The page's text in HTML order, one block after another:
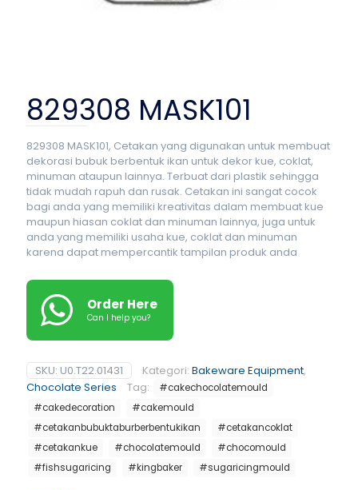
829308 MASK101
829308 MASK101, Cetakan yang digunakan untuk membuat
dekorasi bubuk berbentuk ikan untuk dekor kue, coklat,
minuman ataupun lainnya. Terbuat dari plastik sehingga
tidak mudah rapuh dan rusak. Cetakan ini sangat cocok
bagi anda yang memiliki kreativitas dalam membuat kue
maupun hiasan coklat dan minuman lainnya, juga untuk
anda yang memiliki usaha kue, coklat dan minuman
karena dapat mempercantik tampilan produk anda
Order Here
Can I help you?
SKU: U0.T22.01431 Kategori: Bakeware Equipment,
Chocolate Series
Tag:
#cakechocolatemould
#cakedecoration
#cakemould
#cetakanbubuktaburberbentukikan
#cetakancoklat
#cetakankue
#chocolatemould
#chocomould
#fishsugaricing
#kingbaker #sugaricingmould